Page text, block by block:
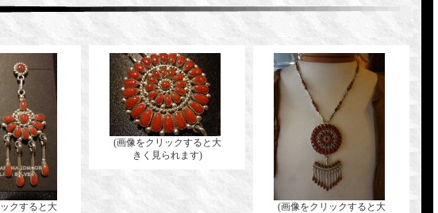
クすると大
(画像をクリックすると大
きく見られます)
(画像をクリックすると大